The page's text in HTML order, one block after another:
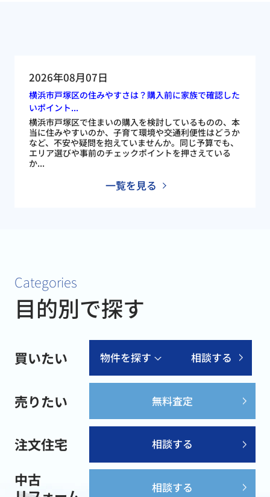
2026年08月07日
横浜市戸塚区の住みやすさは？購入前に家族で確認した
いポイント...
横浜市戸塚区で住まいの購入を検討しているものの、本
当に住みやすいのか、子育て環境や交通利便性はどうか
など、不安や疑問を抱えていませんか。同じ予算でも、
エリア選びや事前のチェックポイントを押さえている
か...
一覧を見る
Categories
目的別で探す
買いたい 物件を探す 相談する
売りたい 無料査定
注文住宅 相談する
中古
相談する